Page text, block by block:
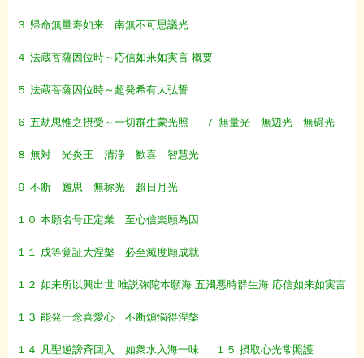
３ 帰命無量寿如来 南無不可思議光
４ 法蔵菩薩因位時～応信如来如実言 概要
５ 法蔵菩薩因位時～超発希有大弘誓
６ 五劫思惟之摂受～一切群生蒙光照 ７ 無量光 無辺光 無碍光
８ 無対 光炎王 清浄 歓喜 智慧光
９ 不断 難思 無称光 超日月光
１０ 本願名号正定業 至心信楽願為因
１１ 成等覚証大涅槃 必至滅度願成就
１２ 如来所以興出世 唯説弥陀本願海 五濁悪時群生海 応信如来如実言
１３ 能発一念喜愛心 不断煩悩得涅槃
１４ 凡聖逆謗斉回入 如衆水入海一味 １５ 摂取心光常照護